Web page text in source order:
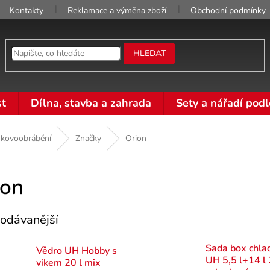
Kontakty Reklamace a výměna zboží Obchodní podmínky
HLEDAT
Dílna, stavba a zahrada Sety a nářadí
Značky Orion
Vědro UH Hobby s
víkem 20 l mix
Sada box
UH 5,5 l+14 l